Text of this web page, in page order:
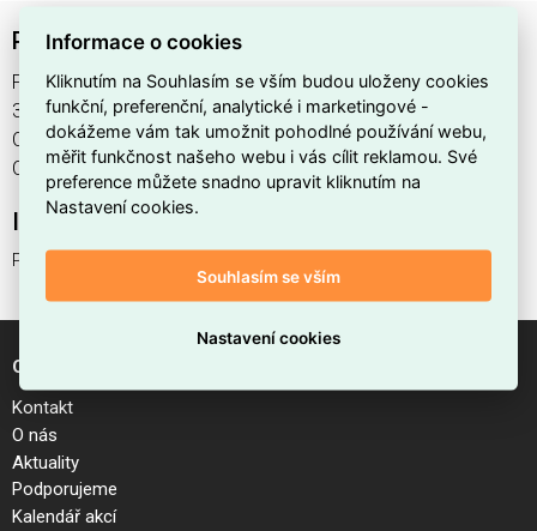
Podstavec CCS2 + CHAdeMO
Podstavec CCS2 + CHAdeMO , výrobce Schneider, EAN
3606487097563, kód dodavatele EVP1DB6LG. Podstavec
CCS2 + CHAdeMO nabízíme od 1 ks. Kód EMAS Podstavec
CCS2 + CHAdeMO je ELOSOS1871814.
Interní název produktu
Podstavec CCS2 + CHAdeMO
O společnosti
Kontakt
O nás
Aktuality
Podporujeme
Kalendář akcí
Informace o cookies
Kliknutím na Souhlasím se vším budou uloženy cookies
funkční, preferenční, analytické i marketingové -
dokážeme vám tak umožnit pohodlné používání webu,
měřit funkčnost našeho webu i vás cílit reklamou. Své
preference můžete snadno upravit kliknutím na
Nastavení cookies.
Souhlasím se vším
Nastavení cookies